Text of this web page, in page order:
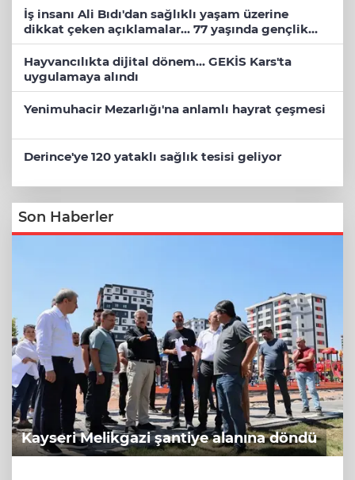
İş insanı Ali Bıdı'dan sağlıklı yaşam üzerine
dikkat çeken açıklamalar... 77 yaşında gençlik
mucizesi
Hayvancılıkta dijital dönem... GEKİS Kars'ta
uygulamaya alındı
Yenimuhacir Mezarlığı'na anlamlı hayrat çeşmesi
Derince'ye 120 yataklı sağlık tesisi geliyor
Son Haberler
Kayseri Melikgazi şantiye alanına döndü